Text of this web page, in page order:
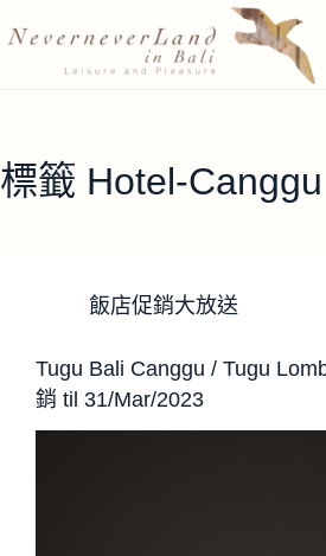
至
容
標籤 Hotel-Canggu
飯店促銷大放送
Tugu Bali Canggu / Tugu
銷 til 31/Mar/2023